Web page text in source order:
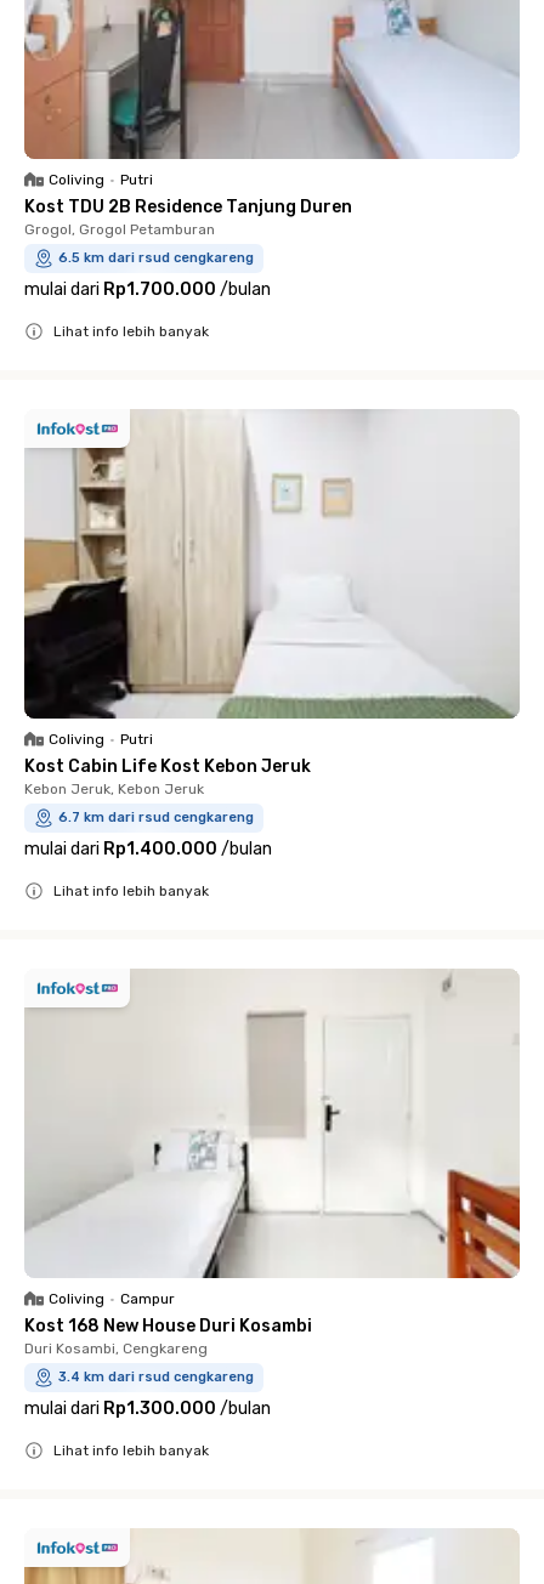
Coliving • Putri
Kost TDU 2B Residence Tanjung Duren
Grogol, Grogol Petamburan
6.5 km dari rsud cengkareng
mulai dari Rp1.700.000 /bulan
Lihat info lebih banyak
Coliving • Putri
Kost Cabin Life Kost Kebon Jeruk
Kebon Jeruk, Kebon Jeruk
6.7 km dari rsud cengkareng
mulai dari Rp1.400.000 /bulan
Lihat info lebih banyak
Coliving • Campur
Kost 168 New House Duri Kosambi
Duri Kosambi, Cengkareng
3.4 km dari rsud cengkareng
mulai dari Rp1.300.000 /bulan
Lihat info lebih banyak